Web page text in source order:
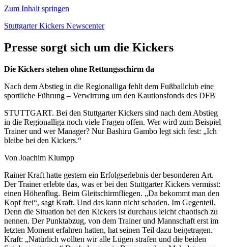
Zum Inhalt springen
Stuttgarter Kickers Newscenter
Presse sorgt sich um die Kickers
Die Kickers stehen ohne Rettungsschirm da
Nach dem Abstieg in die Regionalliga fehlt dem Fußballclub eine
sportliche Führung – Verwirrung um den Kautionsfonds des DFB
STUTTGART. Bei den Stuttgarter Kickers sind nach dem Abstieg
in die Regionalliga noch viele Fragen offen. Wer wird zum Beispiel
Trainer und wer Manager? Nur Bashiru Gambo legt sich fest: „Ich
bleibe bei den Kickers.“
Von Joachim Klumpp
Rainer Kraft hatte gestern ein Erfolgserlebnis der besonderen Art.
Der Trainer erlebte das, was er bei den Stuttgarter Kickers vermisst:
einen Höhenflug. Beim Gleitschirmfliegen. „Da bekommt man den
Kopf frei“, sagt Kraft. Und das kann nicht schaden. Im Gegenteil.
Denn die Situation bei den Kickers ist durchaus leicht chaotisch zu
nennen. Der Punktabzug, von dem Trainer und Mannschaft erst im
letzten Moment erfahren hatten, hat seinen Teil dazu beigetragen.
Kraft: „Natürlich wollten wir alle Lügen strafen und die beiden